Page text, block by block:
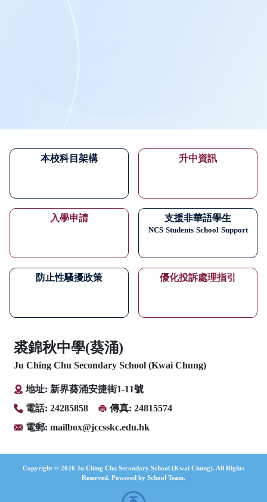
本校科目架構 升中資訊
入學申請 支援非華語學生
NCS Students School Support
防止性騷擾政策 優化投訴處理指引
裘錦秋中學(葵涌)
Ju Ching Chu Secondary School (Kwai Chung)
地址: 新界葵涌安捷街1-11號
電話: 24285858
傳真: 24815574
電郵: mailbox@jccsskc.edu.hk
Copyright © 2026 Ju Ching Chu Secondary School (Kwai Chung). All Rights
Reserved. Powered by School Team.